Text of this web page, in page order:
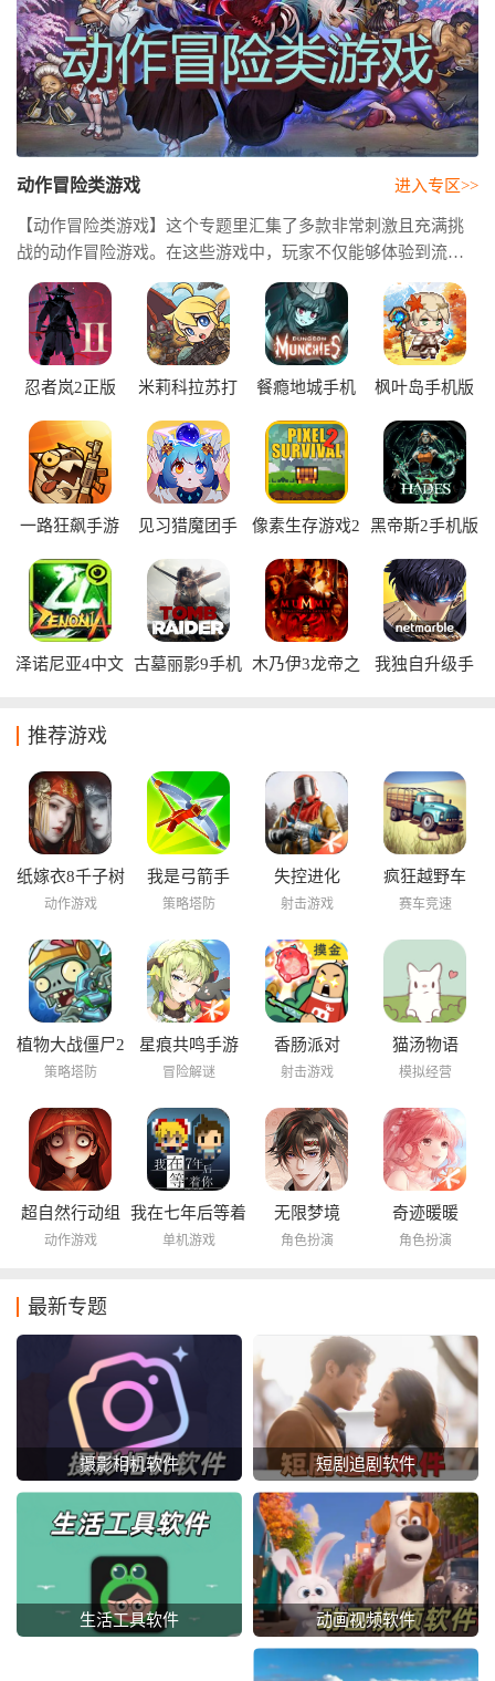
动作冒险类游戏
【动作冒险类游戏】这个专题里汇集了多款非常刺激且充满挑
战的动作冒险游戏。在这些游戏中，玩家不仅能够体验到流畅
的战斗操作，还可以去探索那些丰富的游戏场景和剧情任务。
动作冒险类游戏比较强调战斗与探索的结合，所以玩家是需要
在不断变化的环境中迅速作出反应，同时也要去完成各种任务
和挑战。无论玩家是喜欢闯关、解谜还是击败强敌，这些都是
非常考验玩家的操作技巧和策略思维的。这类游戏拥有多样化
进入专区>>
忍者岚2正版
米莉科拉苏打
餐瘾地城手机
枫叶岛手机版
一路狂飙手游
见习猎魔团手
像素生存游戏2
黑帝斯2手机版
泽诺尼亚4中文 古墓丽影9手机 木乃伊3龙帝之
我独自升级手
推荐游戏
纸嫁衣8千子树
动作游戏
我是弓箭手
策略塔防
失控进化
射击游戏
疯狂越野车
赛车竞速
植物大战僵尸2
海底世界
策略塔防
星痕共鸣手游
冒险解谜
香肠派对
射击游戏
猫汤物语
模拟经营
超自然行动组
动作游戏
我在七年后等着
你
单机游戏
无限梦境
角色扮演
奇迹暖暖
角色扮演
最新专题
摄影相机软件 短剧追剧软件
生活工具软件 动画视频软件